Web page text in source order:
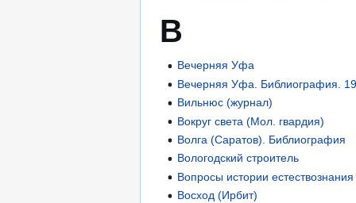
В
Вечерняя Уфа
Вечерняя Уфа. Библиография.
Вильнюс (журнал)
Вокруг света (Мол. гвардия)
Волга (Саратов). Библиография
Вологодский строитель
Вопросы истории
Восход (Ирбит)